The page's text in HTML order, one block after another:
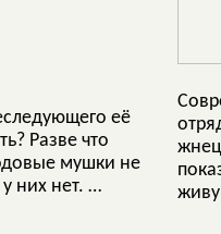
её
Разве что
мушки не
них нет. …